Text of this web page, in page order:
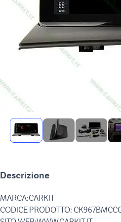
Descrizione
MARCA:CARKIT
CODICE PRODOTTO: